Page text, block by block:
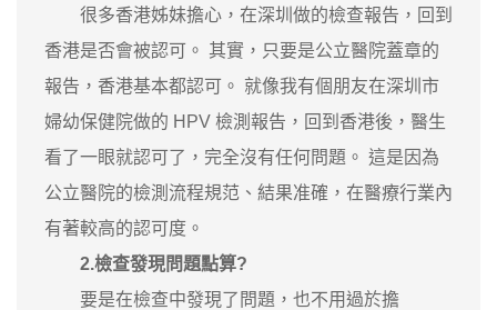
很多香港姊妹擔心，在深圳做的檢查報告，回到
香港是否會被認可。 其實，只要是公立醫院蓋章的
報告，香港基本都認可。 就像我有個朋友在深圳市
婦幼保健院做的 HPV 檢測報告，回到香港後，醫生
看了一眼就認可了，完全沒有任何問題。 這是因為
公立醫院的檢測流程規范、結果准確，在醫療行業內
有著較高的認可度。
2.檢查發現問題點算?
要是在檢查中發現了問題，也不用過於擔